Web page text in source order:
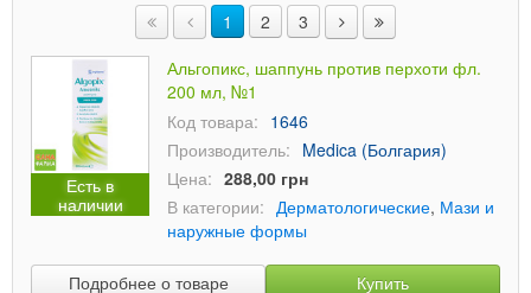
1 2 3
Есть в
наличии
Альгопикс, шаппунь против перхоти фл.
200 мл, №1
Код товара: 1646
Производитель: Medica (Болгария)
Цена: 288,00 грн
В категории: Дерматологические, Мази и
наружные формы
Подробнее о товаре Купить